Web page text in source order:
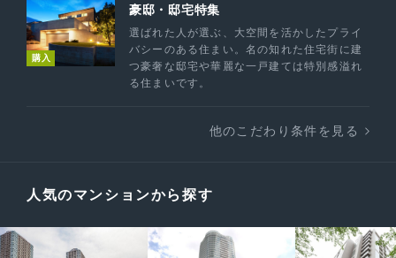
購入
豪邸・邸宅特集
選ばれた人が選ぶ、大空間を活かしたプライ
バシーのある住まい。名の知れた住宅街に建
つ豪奢な邸宅や華麗な一戸建ては特別感溢れ
る住まいです。
他のこだわり条件を見る
人気のマンションから探す